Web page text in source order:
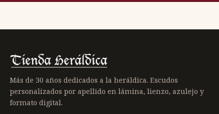
Más de 30 años dedicados a la heráldica. Escudos
personalizados por apellido en lámina, lienzo, azulejo y
formato digital.